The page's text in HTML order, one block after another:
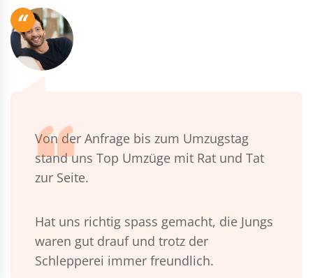
“
Von der Anfrage bis zum Umzugstag
stand uns Top Umzüge mit Rat und Tat
zur Seite.
Hat uns richtig spass gemacht, die Jungs
waren gut drauf und trotz der
Schlepperei immer freundlich.